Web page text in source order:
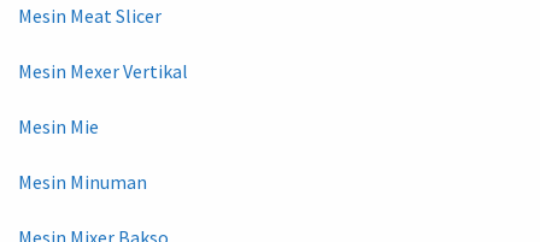
Mesin Meat Slicer
Mesin Mexer Vertikal
Mesin Mie
Mesin Minuman
Mesin Mixer Bakso